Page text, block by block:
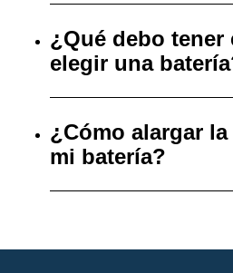
¿Qué debo tener
elegir una
¿Cómo alargar
mi batería?